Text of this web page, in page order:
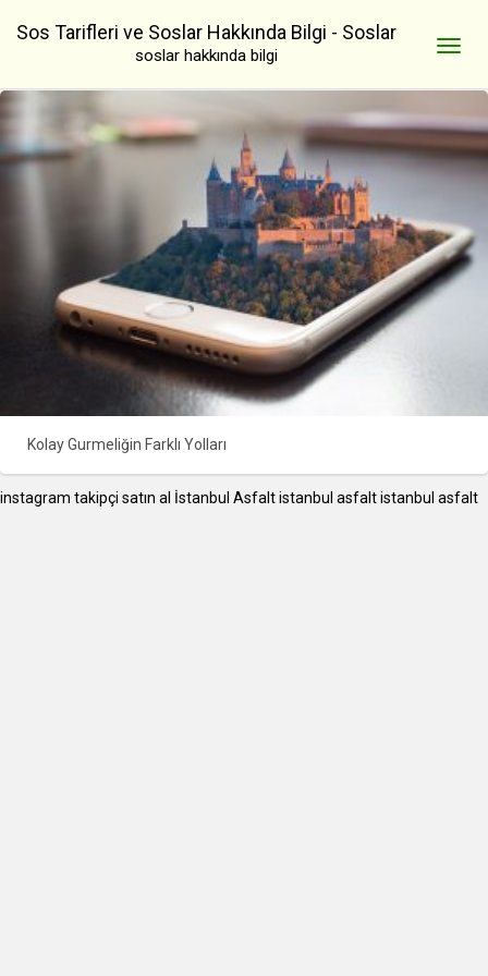
Sos Tarifleri ve Soslar Hakkında Bilgi - Soslar
soslar hakkında bilgi
Kolay Gurmeliğin Farklı Yolları
instagram takipçi satın al İstanbul Asfaltistanbul asfaltistanbul asfalt